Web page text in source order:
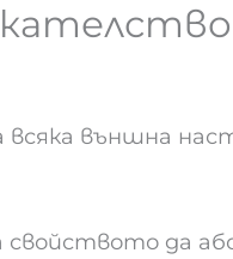
външна
да